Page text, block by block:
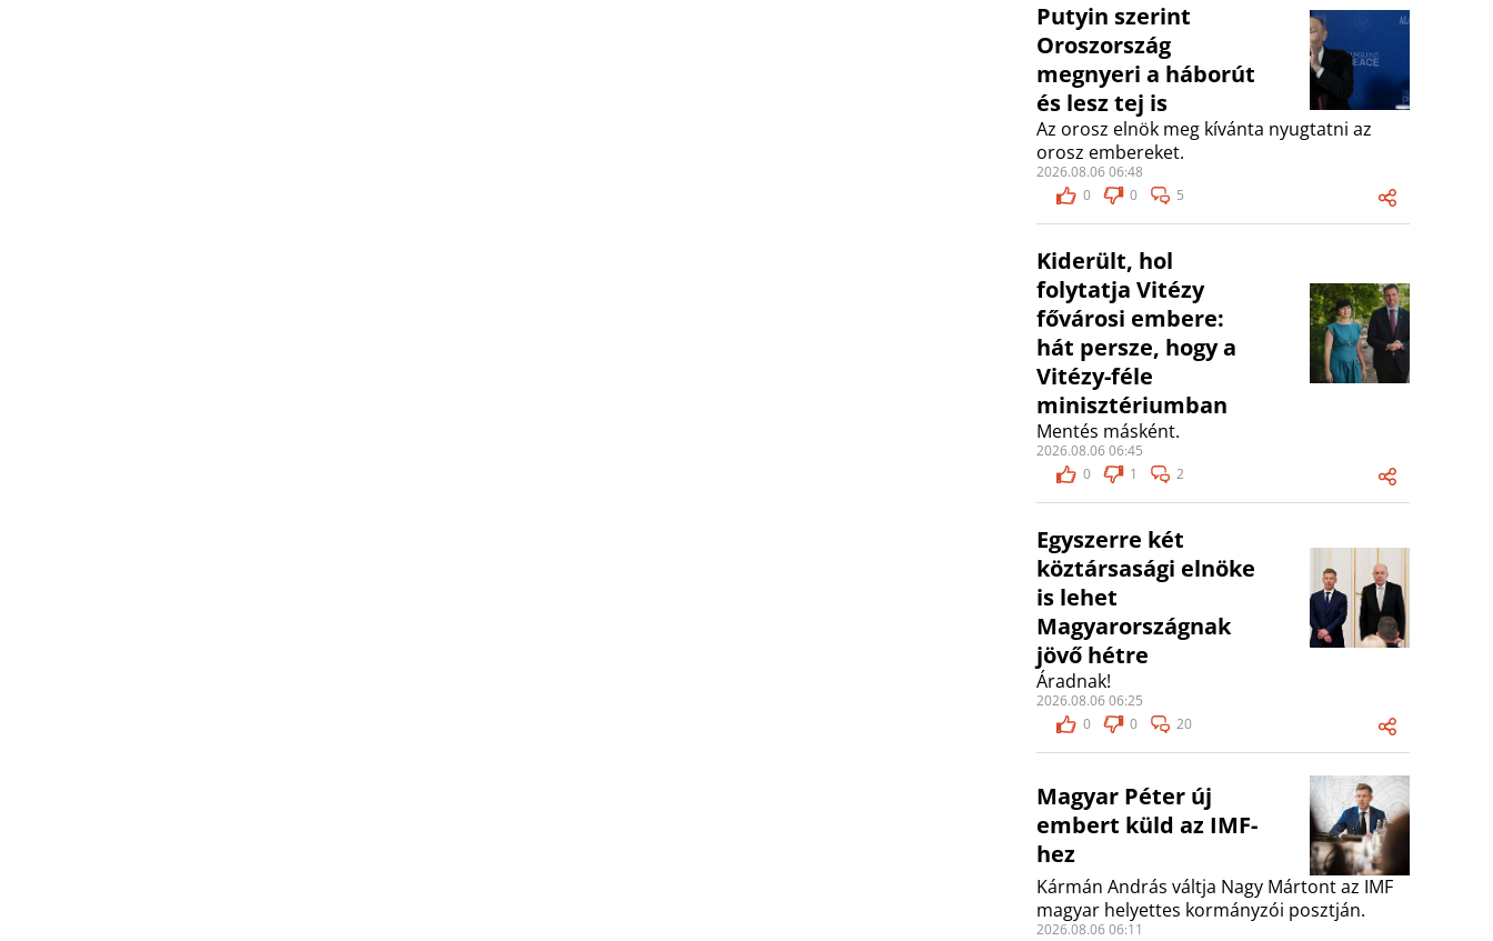
Putyin szerint
Oroszország
megnyeri a háborút
és lesz tej is
Az orosz elnök meg kívánta nyugtatni az
orosz embereket.
2026.08.06 06:48
0
0 5
Kiderült, hol
folytatja Vitézy
fővárosi embere:
hát persze, hogy a
Vitézy-féle
minisztériumban
Mentés másként.
2026.08.06 06:45
0
1 2
Egyszerre két
köztársasági elnöke
is lehet
Magyarországnak
jövő hétre
Áradnak!
2026.08.06 06:25
0
0 20
Magyar Péter új
embert küld az IMF-
hez
Kármán András váltja Nagy Mártont az IMF
magyar helyettes kormányzói posztján.
2026.08.06 06:11